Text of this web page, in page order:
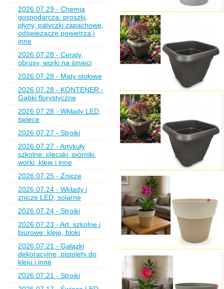
2026.07.29 - Chemia
gospodarcza: proszki,
płyny, patyczki zapachowe,
odświeżacze powietrza i
inne
2026.07.28 - Ceraty,
obrusy, worki na śmieci
2026.07.28 - Maty stołowe
2026.07.28 - KONTENER -
Gąbki florystyczne
2026.07.28 - Wkłady LED,
świece
2026.07.27 - Stroiki
2026.07.27 - Artykuły
szkolne: plecaki, piórniki,
worki, kleje i inne
2026.07.25 - Znicze
2026.07.24 - Wkłady i
znicze LED, solarne
2026.07.24 - Stroiki
2026.07.23 - Art. szkolne i
biurowe: kleje, bloki
2026.07.21 - Gałązki
dekoracyjne, pistolety do
kleju i inne
2026.07.21 - Stroiki